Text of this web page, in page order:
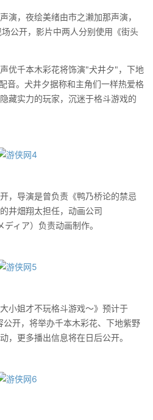
，夜绘美绪由市之濑加那声演，
公开，影片中两人分别使用《街头
千本木彩花将饰演"犬井夕"，下地
音。犬井夕据称和主角们一样热爱格
藏实力的玩家，沉迷于格斗游戏的
导演是曾负责《鸭乃桥论的禁忌
井畑翔太担任，动画公司
ィア）负责动画制作。
姐才不玩格斗游戏～》预计于
开，将举办千本木彩花、下地紫野
，更多播出信息将在日后公开。